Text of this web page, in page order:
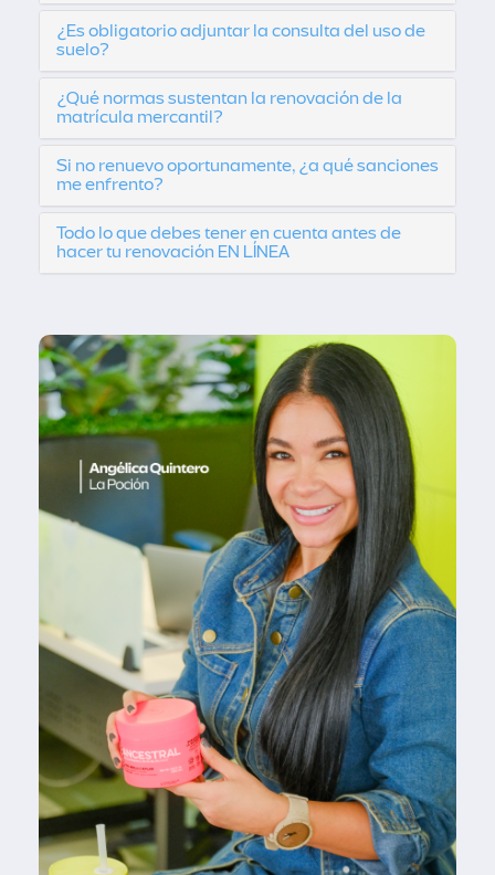
¿Es obligatorio adjuntar la consulta del uso de
suelo?
¿Qué normas sustentan la renovación de la
matrícula mercantil?
Si no renuevo oportunamente, ¿a qué sanciones
me enfrento?
Todo lo que debes tener en cuenta antes de
hacer tu renovación EN LÍNEA